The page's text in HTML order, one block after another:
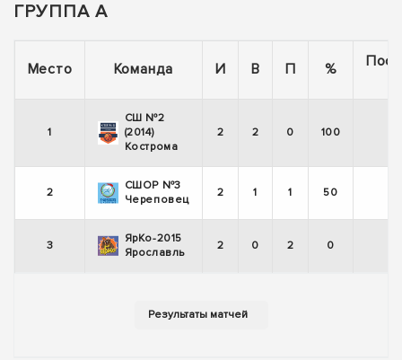
ГРУППА А
Место Команда И В П %
1
СШ №2
(2014)
Кострома
2 2 0 100
2
СШОР №3
Череповец
2 1 1 50
3
ЯрКо-2015
Ярославль
2 0 2 0